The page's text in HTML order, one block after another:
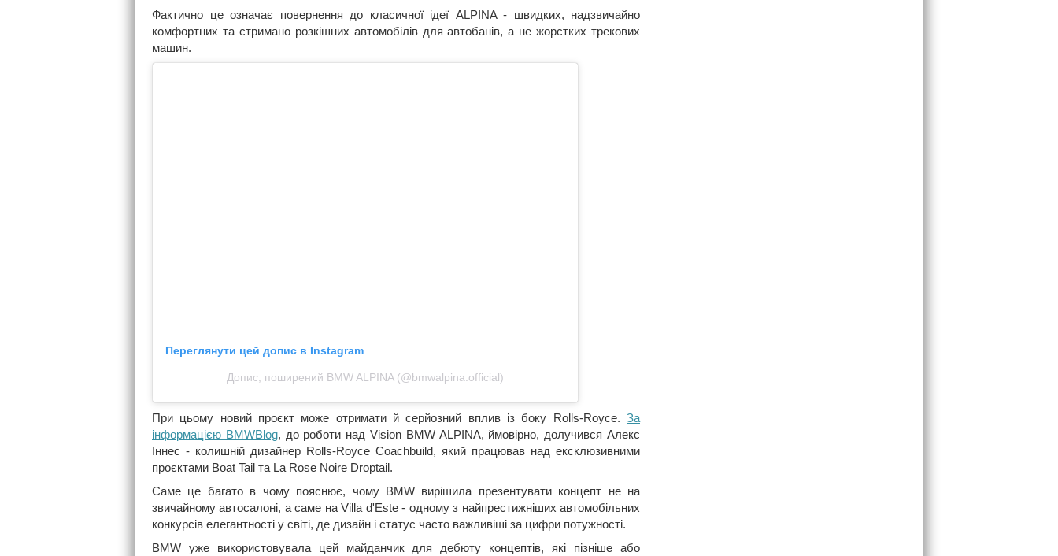
Фактично це означає повернення до класичної ідеї ALPINA - швидких, надзвичайно
комфортних та стримано розкішних автомобілів для автобанів, а не жорстких трекових
машин.
Переглянути цей допис в Instagram
Допис, поширений BMW ALPINA (@bmwalpina.official)
При цьому новий проєкт може отримати й серйозний вплив із боку Rolls-Royce. За
інформацією BMWBlog, до роботи над Vision BMW ALPINA, ймовірно, долучився Алекс
Іннес - колишній дизайнер Rolls-Royce Coachbuild, який працював над ексклюзивними
проєктами Boat Tail та La Rose Noire Droptail.
Саме це багато в чому пояснює, чому BMW вирішила презентувати концепт не на
звичайному автосалоні, а саме на Villa d'Este - одному з найпрестижніших автомобільних
конкурсів елегантності у світі, де дизайн і статус часто важливіші за цифри потужності.
BMW уже використовувала цей майданчик для дебюту концептів, які пізніше або